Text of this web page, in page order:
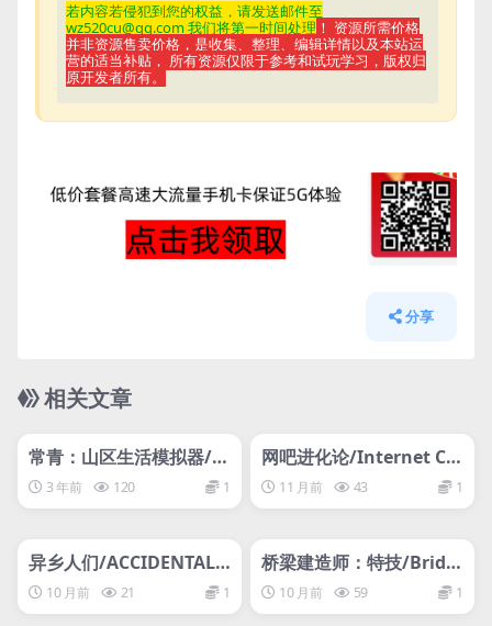
若内容若侵犯到您的权益，请发送邮件至
wz520cu@qq.com 我们将第一时间处理 ！ 资源所需价格
并非资源售卖价格，是收集、整理、编辑详情以及本站运
营的适当补贴， 所有资源仅限于参考和试玩学习，版权归
原开发者所有。
分享
相关文章
网盘下载游戏
常青：山区生活模拟器/E
vergreen – Mountain L
ife Simulator –
3 年前 120 1
网盘下载游戏
网吧进化论/Internet Caf
e Evolution
11 月前 43 1
网盘下载游戏
异乡人们/ACCIDENTALL
Y 10 月前 21 1
网盘下载游戏
桥梁建造师：特技/Bridg
e Constructor Stunts
10 月前 59 1